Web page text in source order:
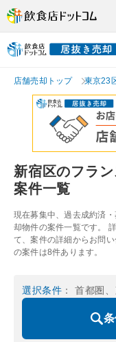
店舗売却トップ 東京23
新宿区のフラ
案件一覧
現在募集中、過去成約済
却物件の案件一覧です。
て、案件の詳細からお問
の案件は8件あります。
選択条件 ： 首都圏